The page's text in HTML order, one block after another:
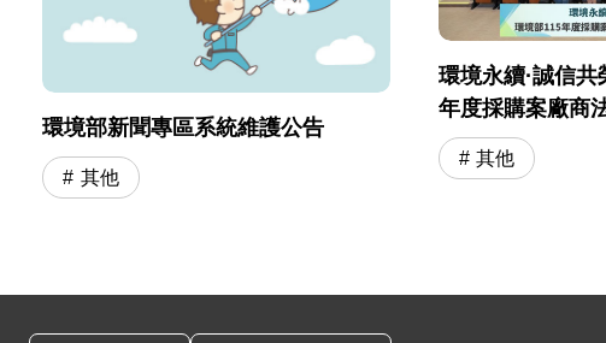
環境部新聞專區系統維護公告
其他
環境永續·誠信
年度採購案廠商
會」圓滿落幕
其他